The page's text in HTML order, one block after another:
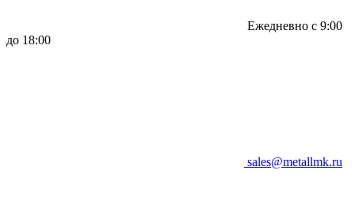
Ежедневно с 9:00
до 18:00
sales@metallmk.ru